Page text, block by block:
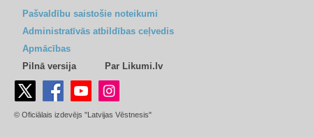
Pašvaldību saistošie noteikumi
Administratīvās atbildības ceļvedis
Apmācības
Pilnā versija
Par Likumi.lv
© Oficiālais izdevējs "Latvijas Vēstnesis"